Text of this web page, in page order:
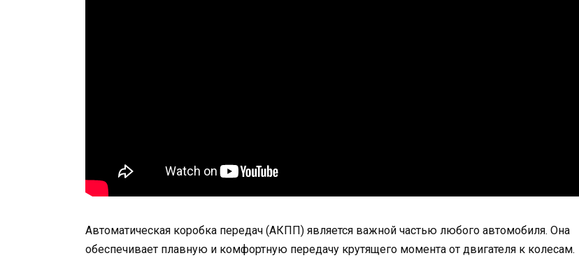
Автоматическая коробка передач (АКПП) является важной частью любого автомобиля. Она
обеспечивает плавную и комфортную передачу крутящего момента от двигателя к колесам.